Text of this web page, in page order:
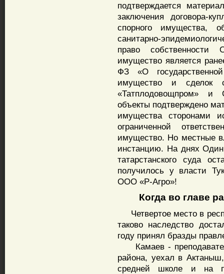
подтверждается
заключения договора-
спорного имущества,
санитарно-
право
имущество является
ФЗ «О
имущество и сделок
«Татплодовощпром»
объекты подтверждено
имущества сторонами
ограниченной
имущество. Но местные
инстанцию. На днях
татарстанского суда
получилось у власти
ООО «Р-Агро»!
Когда во главе
Четвертое место в
таково наследство
году принял бразды
Камаев -
района, уехал в
средней школе и на